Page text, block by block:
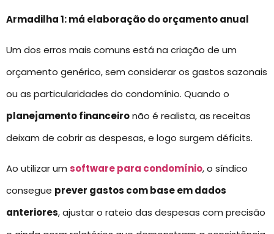
Armadilha 1: má elaboração do orçamento anual
Um dos erros mais comuns está na criação de um
orçamento genérico, sem considerar os gastos sazonais
ou as particularidades do condomínio. Quando o
planejamento financeironão é realista, as receitas
deixam de cobrir as despesas, e logo surgem déficits.
Ao utilizar um software para condomínio, o síndico
consegue prever gastos com base em dados
anteriores, ajustar o rateio das despesas com precisão